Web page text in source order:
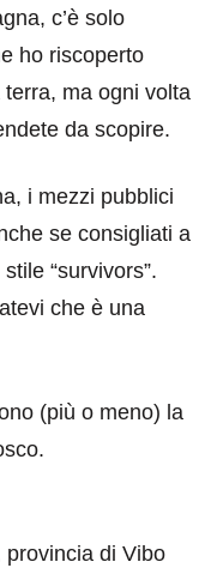
c’è solo
ho riscoperto
terra, ma ogni volta
da scopire.
i mezzi pubblici
se consigliati a
“survivors”.
che è una
(più o meno) la
provincia di Vibo